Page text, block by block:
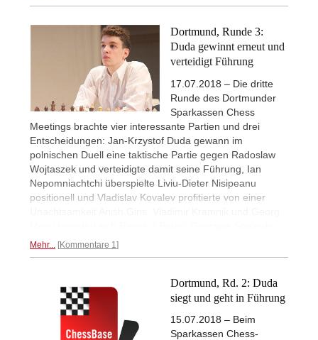
Dortmund, Runde 3:
Duda gewinnt erneut und
verteidigt Führung
17.07.2018 – Die dritte
Runde des Dortmunder
Sparkassen Chess
Meetings brachte vier interessante Partien und drei
Entscheidungen: Jan-Krzystof Duda gewann im
polnischen Duell eine taktische Partie gegen Radoslaw
Wojtaszek und verteidigte damit seine Führung, Ian
Nepomniachtchi überspielte Liviu-Dieter Nisipeanu
positionell und Vladislav Kovalev profitierte von einer
Mehr... Kommentare 1
Dortmund, Rd. 2: Duda
siegt und geht in Führung
15.07.2018 – Beim
Sparkassen Chess-